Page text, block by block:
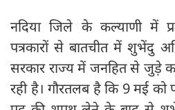
नदिया जिले के कल्याणी में
पत्रकारों से बातचीत में शुभेंदु
सरकार राज्य में जनहित से जुड़े
रही है। गौरतलब है कि 9 मई को